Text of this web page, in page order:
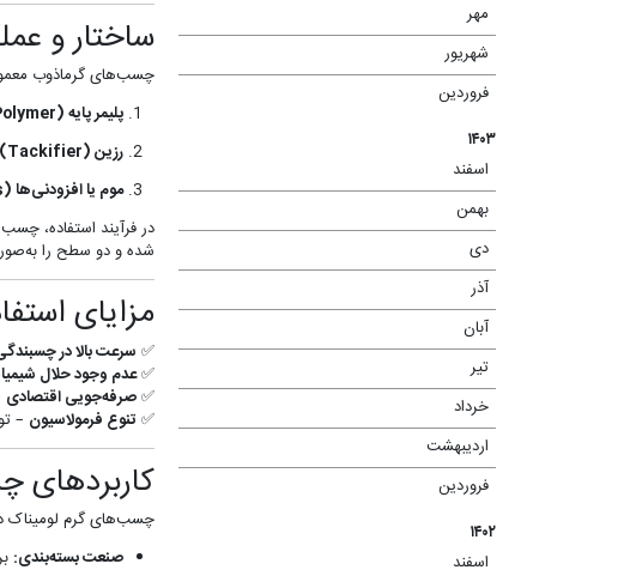
مهر
شهریور
فروردین
۱۴۰۳
اسفند
بهمن
دی
آذر
آبان
تیر
خرداد
اردیبهشت
فروردین
۱۴۰۲
اسفند
ساختار و
چسب‌های گرماذوب
پلیمر پایه (Base Polymer):
رزین (Tackifier):
موم یا افزودنی‌ها (Waxes & Additives):
در فرآیند استفاده،
شده و دو سطح را
مزایای
✅ سرعت بالا در
✅عدم وجود حلال
✅صرفه‌جویی اقتصادی
✅ تنوع فرمولاسیون –
چسب‌های گرم لومیناک
صنعت بسته‌بندی: